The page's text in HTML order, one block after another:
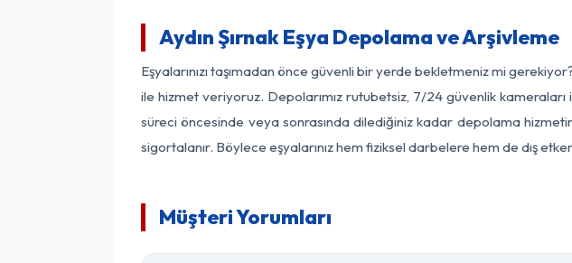
Aydın Şırnak Eşya Depolama ve Arşivleme
Eşyalarınızı taşımadan önce güvenli bir yerde bekletmeniz mi
ile hizmet veriyoruz. Depolarımız rutubetsiz, 7/24 güvenlik
süreci öncesinde veya sonrasında dilediğiniz kadar depolama
sigortalanır. Böylece eşyalarınız hem fiziksel darbelere hem de dış
Müşteri Yorumları